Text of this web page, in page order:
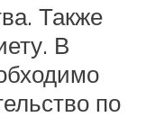
Также
В
по